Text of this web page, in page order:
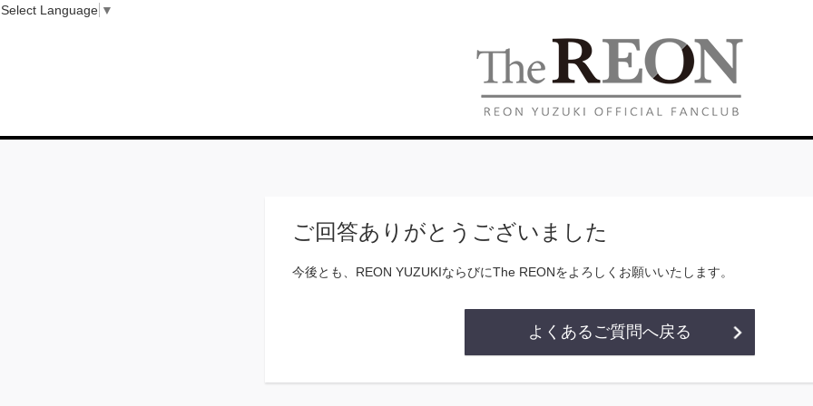
ご回答ありがとうございました
今後とも、REON YUZUKIならびにThe REONをよろしくお願いいたします。
よくあるご質問へ戻る
Select Language ▼